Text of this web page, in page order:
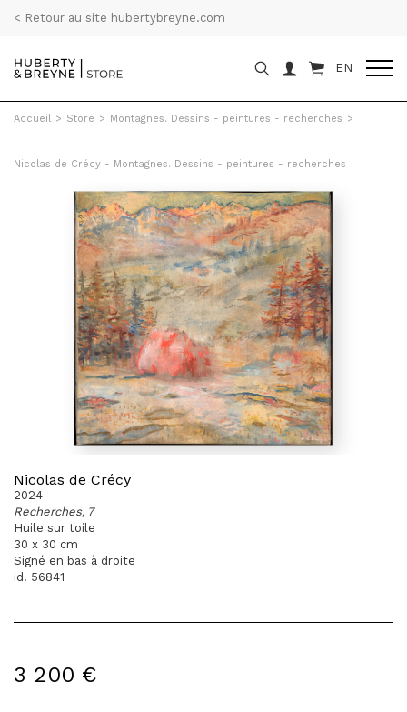
< Retour au site hubertybreyne.com
EN
Accueil > Store > Montagnes. Dessins - peintures - recherches >
Nicolas de Crécy - Montagnes. Dessins - peintures - recherches
Nicolas de Crécy
2024
Recherches, 7
Huile sur toile
30 x 30 cm
Signé en bas à droite
id. 56841
3 200 €